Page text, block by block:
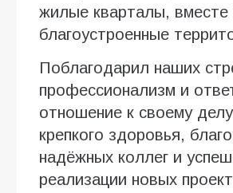
жилые кварталы, вместе
благоустроенные
Поблагодарил наших
профессионализм и
отношение к своему
крепкого здоровья,
надёжных коллег и
реализации новых